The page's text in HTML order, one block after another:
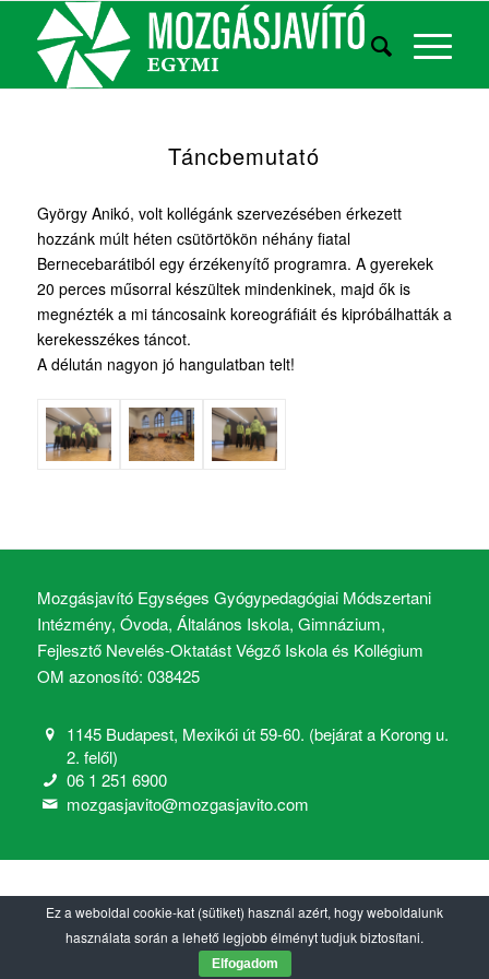
Táncbemutató
György Anikó, volt kollégánk szervezésében érkezett
hozzánk múlt héten csütörtökön néhány fiatal
Bernecebarátiból egy érzékenyítő programra. A gyerekek
20 perces műsorral készültek mindenkinek, majd ők is
megnézték a mi táncosaink koreográfiáit és kipróbálhatták a
kerekesszékes táncot.
A délután nagyon jó hangulatban telt!
Mozgásjavító Egységes Gyógypedagógiai Módszertani
Intézmény, Óvoda, Általános Iskola, Gimnázium,
Fejlesztő Nevelés-Oktatást Végző Iskola és Kollégium
OM azonosító: 038425
1145 Budapest, Mexikói út 59-60. (bejárat a Korong u.
2. felől)
06 1 251 6900
mozgasjavito@mozgasjavito.com
Ez a weboldal cookie-kat (sütiket) használ azért, hogy weboldalunk
használata során a lehető legjobb élményt tudjuk biztosítani.
Elfogadom